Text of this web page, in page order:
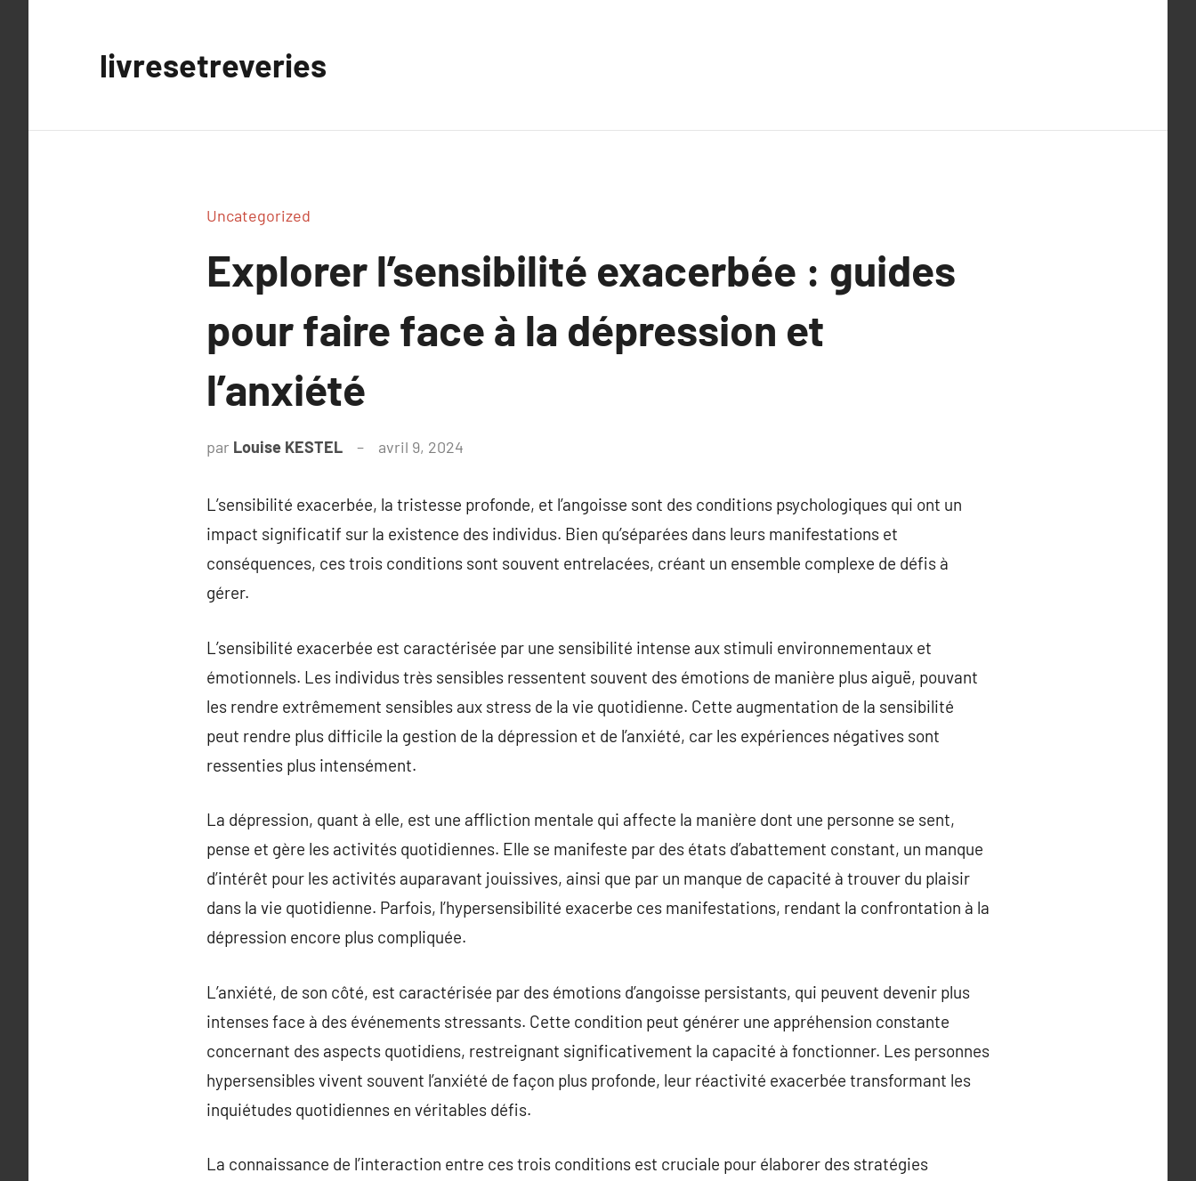
livresetreveries
Uncategorized
Explorer l’sensibilité exacerbée : guides
pour faire face à la dépression et
l’anxiété
par Louise KESTEL avril 9, 2024
L’sensibilité exacerbée, la tristesse profonde, et l’angoisse sont des conditions psychologiques qui ont un
impact significatif sur la existence des individus. Bien qu’séparées dans leurs manifestations et
conséquences, ces trois conditions sont souvent entrelacées, créant un ensemble complexe de défis à
gérer.
L’sensibilité exacerbée est caractérisée par une sensibilité intense aux stimuli environnementaux et
émotionnels. Les individus très sensibles ressentent souvent des émotions de manière plus aiguë, pouvant
les rendre extrêmement sensibles aux stress de la vie quotidienne. Cette augmentation de la sensibilité
peut rendre plus difficile la gestion de la dépression et de l’anxiété, car les expériences négatives sont
ressenties plus intensément.
La dépression, quant à elle, est une affliction mentale qui affecte la manière dont une personne se sent,
pense et gère les activités quotidiennes. Elle se manifeste par des états d’abattement constant, un manque
d’intérêt pour les activités auparavant jouissives, ainsi que par un manque de capacité à trouver du plaisir
dans la vie quotidienne. Parfois, l’hypersensibilité exacerbe ces manifestations, rendant la confrontation à la
dépression encore plus compliquée.
L’anxiété, de son côté, est caractérisée par des émotions d’angoisse persistants, qui peuvent devenir plus
intenses face à des événements stressants. Cette condition peut générer une appréhension constante
concernant des aspects quotidiens, restreignant significativement la capacité à fonctionner. Les personnes
hypersensibles vivent souvent l’anxiété de façon plus profonde, leur réactivité exacerbée transformant les
inquiétudes quotidiennes en véritables défis.
La connaissance de l’interaction entre ces trois conditions est cruciale pour élaborer des stratégies